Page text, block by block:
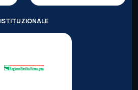
ISTITUZIONALE